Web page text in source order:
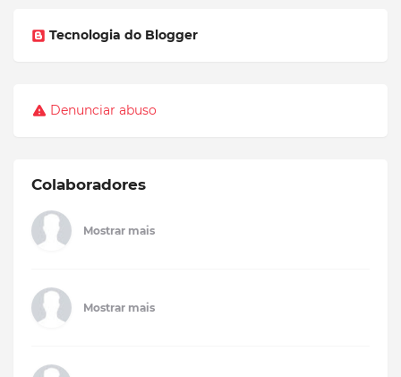
Tecnologia do Blogger
Denunciar abuso
Colaboradores
Mostrar mais
Mostrar mais